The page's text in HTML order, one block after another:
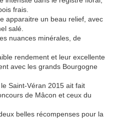
frais.
apparaitre un beau relief, avec
salé.
nuances minérales, de
rendement et leur excellente
avec les grands Bourgogne
Saint-Véran 2015 ait fait
de Mâcon et ceux du
belles récompenses pour la